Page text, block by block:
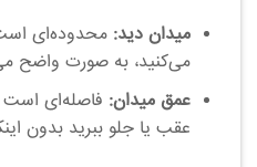
میدان دید:محدوده‌ای است
می‌کنید، به صورت واضح
عمق میدان:فاصله‌ای است
عقب یا جلو ببرید بدون